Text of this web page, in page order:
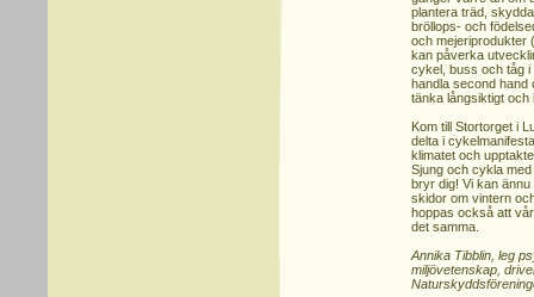
plantera träd,
bröllops- och
och mejeriprodukter
kan påverka
cykel, buss och tåg i
handla second hand
tänka långsiktigt och
Kom till Stortorget i
delta i
klimatet och
Sjung och cykla
bryr dig! Vi kan
skidor om vintern
hoppas också att
det samma.
Annika Tibblin, leg
miljövetenskap,